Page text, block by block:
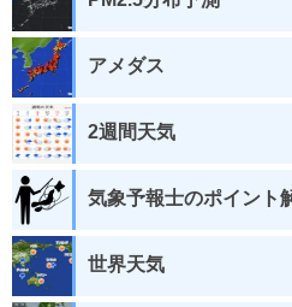
アメダス
2週間天気
気象予報士のポイント
世界天気